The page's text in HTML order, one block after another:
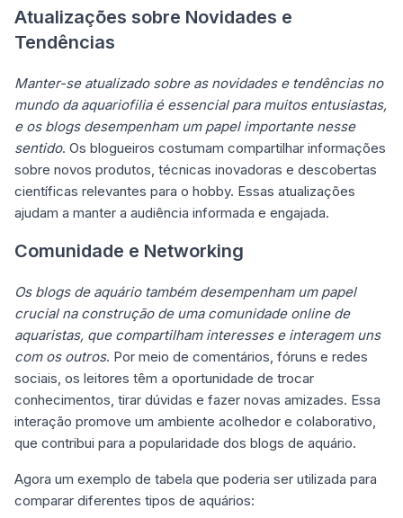
Atualizações sobre Novidades e
Tendências
Manter-se atualizado sobre as novidades e tendências no
mundo da aquariofilia é essencial para muitos entusiastas,
e os blogs desempenham um papel importante nesse
sentido. Os blogueiros costumam compartilhar informações
sobre novos produtos, técnicas inovadoras e descobertas
científicas relevantes para o hobby. Essas atualizações
ajudam a manter a audiência informada e engajada.
Comunidade e Networking
Os blogs de aquário também desempenham um papel
crucial na construção de uma comunidade online de
aquaristas, que compartilham interesses e interagem uns
com os outros. Por meio de comentários, fóruns e redes
sociais, os leitores têm a oportunidade de trocar
conhecimentos, tirar dúvidas e fazer novas amizades. Essa
interação promove um ambiente acolhedor e colaborativo,
que contribui para a popularidade dos blogs de aquário.
Agora um exemplo de tabela que poderia ser utilizada para
comparar diferentes tipos de aquários: